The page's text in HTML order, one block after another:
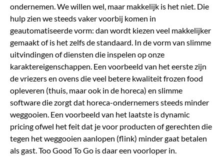
ondernemen. We willen wel, maar makkelijk is het niet. Die
hulp zien we steeds vaker voorbij komen in
geautomatiseerde vorm: dan wordt kiezen veel makkelijker
gemaakt of is het zelfs de standaard. In de vorm van slimme
uitvindingen of diensten die inspelen op onze
karaktereigenschappen. Een voorbeeld van het eerste zijn
de vriezers en ovens die veel betere kwaliteit frozen food
opleveren (thuis, maar ook in de horeca) en slimme
software die zorgt dat horeca-ondernemers steeds minder
weggooien. Een voorbeeld van het laatste is dynamic
pricing ofwel het feit dat je voor producten of gerechten die
tegen het weggooien aanlopen (flink) minder gaat betalen
als gast. Too Good To Go is daar een voorloper in.